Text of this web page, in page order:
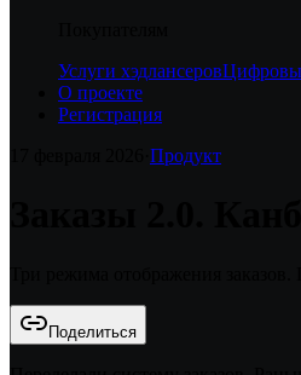
Услуги хэдлансеров
О проекте
Регистрация
Продукт
Поделиться